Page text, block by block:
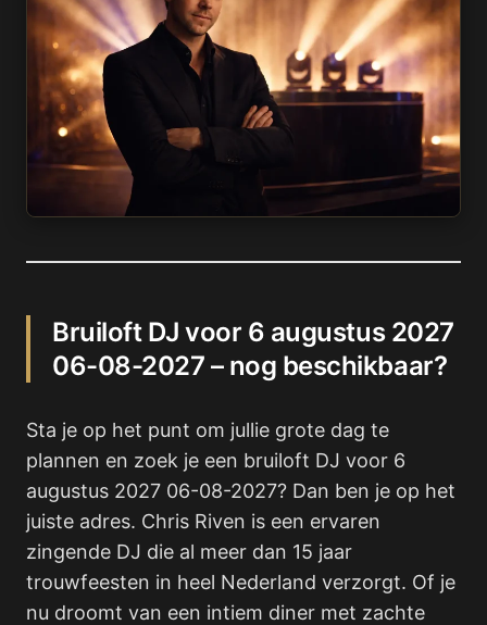
Bruiloft DJ voor 6 augustus 2027
06-08-2027 – nog beschikbaar?
Sta je op het punt om jullie grote dag te
plannen en zoek je een bruiloft DJ voor 6
augustus 2027 06-08-2027? Dan ben je op het
juiste adres. Chris Riven is een ervaren
zingende DJ die al meer dan 15 jaar
trouwfeesten in heel Nederland verzorgt. Of je
nu droomt van een intiem diner met zachte